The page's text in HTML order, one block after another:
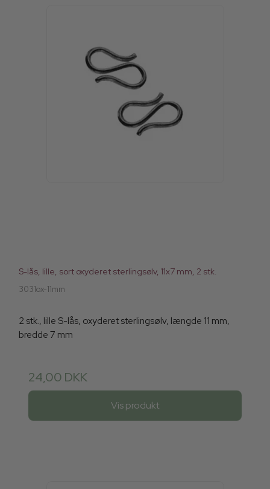
S-lås, lille, sort oxyderet sterlingsølv, 11x7 mm, 2 stk.
3031ox-11mm
2 stk., lille S-lås, oxyderet sterlingsølv, længde 11 mm,
bredde 7 mm
24,00 DKK
Vis produkt